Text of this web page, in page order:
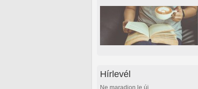
Hírlevél
Ne maradjon le új